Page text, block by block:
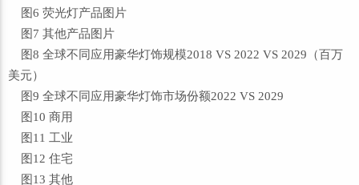
图6 荧光灯产品图片
图7 其他产品图片
图8 全球不同应用豪华灯饰规模2018 VS 2022 VS 2029（百万
美元）
图9 全球不同应用豪华灯饰市场份额2022 VS 2029
图10 商用
图11 工业
图12 住宅
图13 其他